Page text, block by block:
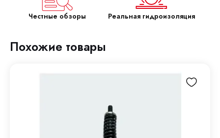
Честные обзоры Реальная гидроизоляция
Похожие товары